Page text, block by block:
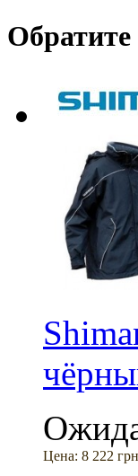
Цена: 8 222 грн